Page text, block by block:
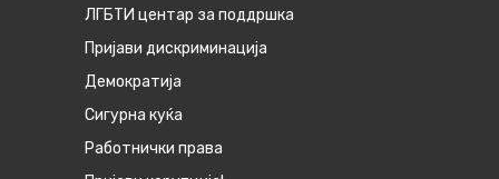
ЛГБТИ центар за поддршка
Пријави дискриминација
Демократија
Сигурна куќа
Работнички права